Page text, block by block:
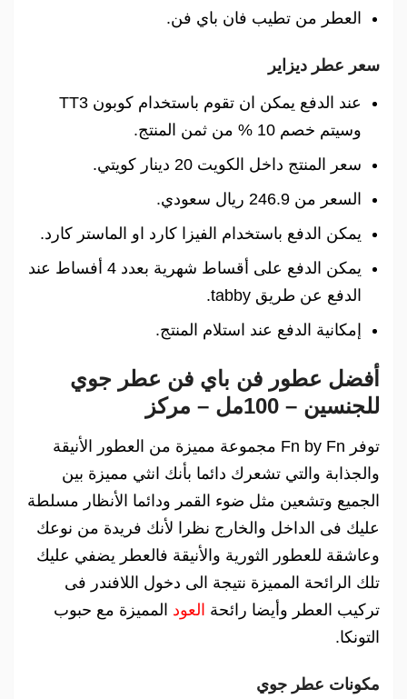
العطر من تطيب فان باي فن.
سعر عطر ديزاير
وسيتم خصم 10 % من ثمن المنتج.
سعر المنتج داخل الكويت 20 دينار كويتي.
السعر من 246.9 ريال سعودي.
يمكن الدفع باستخدام الفيزا كارد او الماستر كارد.
يمكن الدفع على أقساط شهرية بعدد 4 أفساط عند
الدفع عن طريق tabby.
إمكانية الدفع عند استلام المنتج.
أفضل عطور فن باي فن عطر جوي
للجنسين – 100مل – مركز
توفر Fn by Fn مجموعة مميزة من العطور الأنيقة
والجذابة والتي تشعرك دائما بأنك انثي مميزة بين
الجميع وتشعين مثل ضوء القمر ودائما الأنظار مسلطة
عليك فى الداخل والخارج نظرا لأنك فريدة من نوعك
وعاشقة للعطور الثورية والأنيقة فالعطر يضفي عليك
تلك الرائحة المميزة نتيجة الى دخول اللافندر فى
تركيب العطر وأيضا رائحة العود المميزة مع حبوب
التونكا.
مكونات عطر جوي